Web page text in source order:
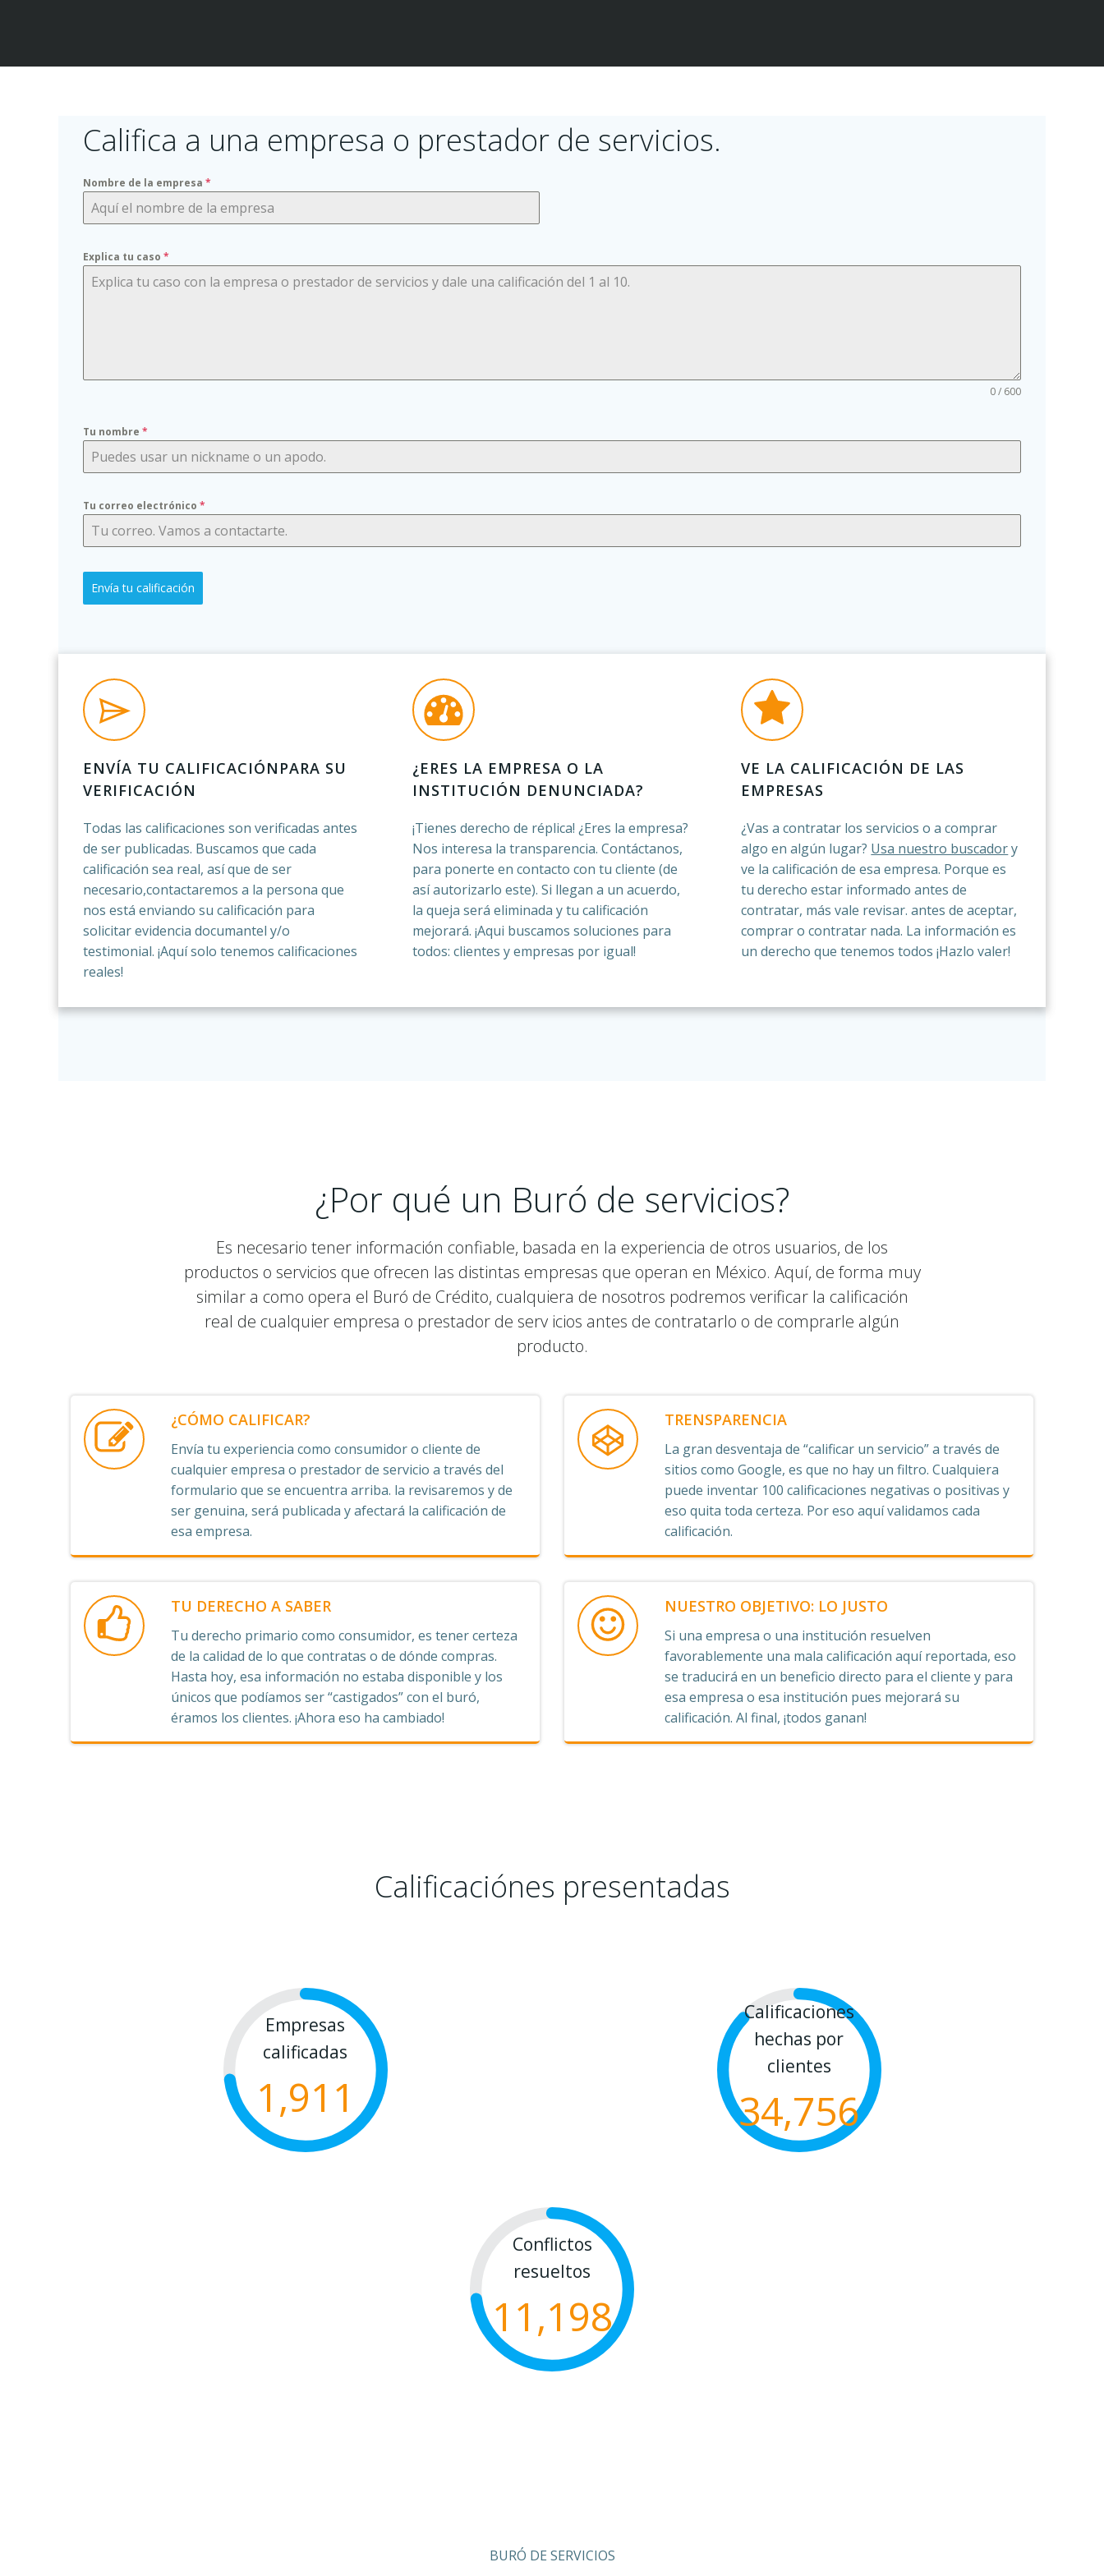
Califica a una empresa o prestador de servicios.
Nombre de la empresa *
Explica tu caso *
0 / 600
Tu nombre *
Tu correo electrónico *
Envía tu calificación
ENVÍA TU CALIFICACIÓNPARA SU
VERIFICACIÓN
Todas las calificaciones son verificadas antes
de ser publicadas. Buscamos que cada
calificación sea real, así que de ser
necesario,contactaremos a la persona que
nos está enviando su calificación para
solicitar evidencia documantel y/o
testimonial. ¡Aquí solo tenemos calificaciones
reales!
¿ERES LA EMPRESA O LA
INSTITUCIÓN DENUNCIADA?
¡Tienes derecho de réplica! ¿Eres la empresa?
Nos interesa la transparencia. Contáctanos,
para ponerte en contacto con tu cliente (de
así autorizarlo este). Si llegan a un acuerdo,
la queja será eliminada y tu calificación
mejorará. ¡Aqui buscamos soluciones para
todos: clientes y empresas por igual!
VE LA CALIFICACIÓN DE LAS
EMPRESAS
¿Vas a contratar los servicios o a comprar
algo en algún lugar? Usa nuestro buscadory
ve la calificación de esa empresa. Porque es
tu derecho estar informado antes de
contratar, más vale revisar. antes de aceptar,
comprar o contratar nada. La información es
un derecho que tenemos todos ¡Hazlo valer!
¿Por qué un Buró de servicios?
Es necesario tener información confiable, basada en la experiencia de otros usuarios, de los
productos o servicios que ofrecen las distintas empresas que operan en México. Aquí, de forma muy
similar a como opera el Buró de Crédito, cualquiera de nosotros podremos verificar la calificación
real de cualquier empresa o prestador de serv icios antes de contratarlo o de comprarle algún
producto.
¿CÓMO CALIFICAR?
Envía tu experiencia como consumidor o cliente de
cualquier empresa o prestador de servicio a través del
formulario que se encuentra arriba. la revisaremos y de
ser genuina, será publicada y afectará la calificación de
esa empresa.
TRENSPARENCIA
La gran desventaja de “calificar un servicio” a través de
sitios como Google, es que no hay un filtro. Cualquiera
puede inventar 100 calificaciones negativas o positivas y
eso quita toda certeza. Por eso aquí validamos cada
calificación.
TU DERECHO A SABER
Tu derecho primario como consumidor, es tener certeza
de la calidad de lo que contratas o de dónde compras.
Hasta hoy, esa información no estaba disponible y los
únicos que podíamos ser “castigados” con el buró,
éramos los clientes. ¡Ahora eso ha cambiado!
NUESTRO OBJETIVO: LO JUSTO
Si una empresa o una institución resuelven
favorablemente una mala calificación aquí reportada, eso
se traducirá en un beneficio directo para el cliente y para
esa empresa o esa institución pues mejorará su
calificación. Al final, ¡todos ganan!
Calificaciónes presentadas
Empresas
calificadas
1,911
Calificaciones
hechas por
clientes
34,756
Conflictos
resueltos
11,198
BURÓ DE SERVICIOS